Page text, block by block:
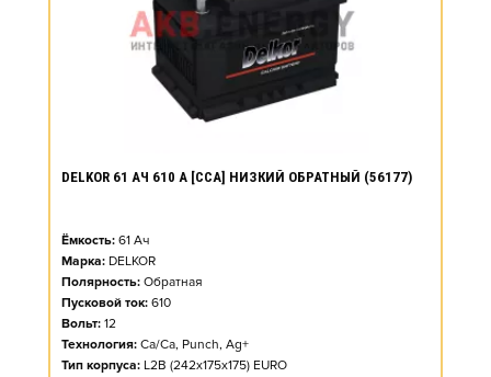
DELKOR 61 АЧ 610 А [CCA] НИЗКИЙ ОБРАТНЫЙ (56177)
Ёмкость: 61 Ач
Марка: DELKOR
Полярность: Обратная
Пусковой ток: 610
Вольт: 12
Технология: Ca/Ca, Punch, Ag+
Тип корпуса: L2B (242x175x175) EURO